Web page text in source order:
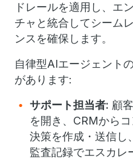
ドレールを適用し、エ
チャと統合してシーム
ンスを確保します。
自律型AIエージェント
があります:
サポート担当者: 顧
を開き、CRMから
決策を作成・送信し
監査記録でエスカレ